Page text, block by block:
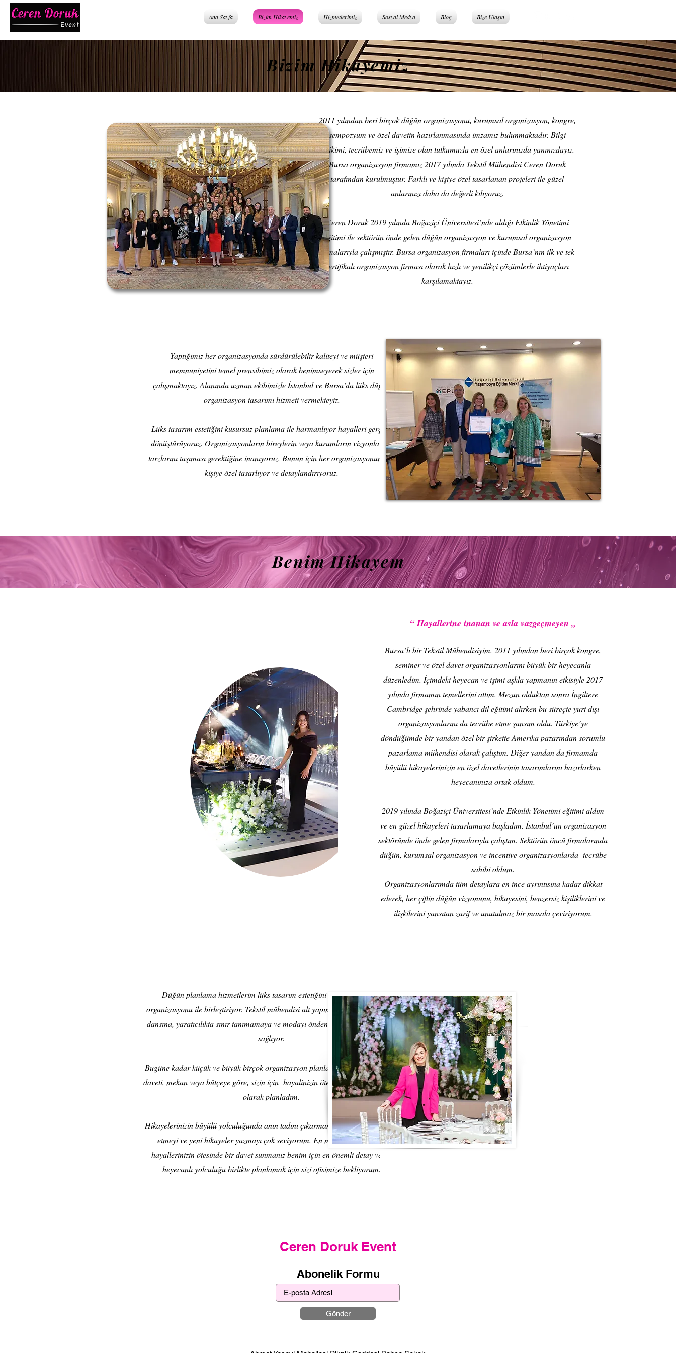
Ana Sayfa Bizim Hikayemiz Hizmetlerimiz Sosyal Medya Blog Bize Ulaşın
Bizim Hikayemiz
Bizim Hikayemiz
2011 yılından beri birçok düğün organizasyonu, kurumsal organizasyon, kongre,
sempozyum ve özel davetin hazırlanmasında imzamız bulunmaktadır. Bilgi
birikimi, tecrübemiz ve işimize olan tutkumuzla en özel anlarınızda yanınızdayız.
Bursa organizasyon firmamız 2017 yılında Tekstil Mühendisi Ceren Doruk
tarafından kurulmuştur. Farklı ve kişiye özel tasarlanan projeleri ile güzel
anlarınızı daha da değerli kılıyoruz.
Ceren Doruk 2019 yılında Boğaziçi Üniversitesi’nde aldığı Etkinlik Yönetimi
eğitimi ile sektörün önde gelen düğün organizasyon ve kurumsal organizasyon
firmalarıyla çalışmıştır. Bursa organizasyon firmaları içinde Bursa’nın ilk ve tek
sertifikalı organizasyon firması olarak hızlı ve yenilikçi çözümlerle ihtiyaçları
karşılamaktayız.
Yaptığımız her organizasyonda sürdürülebilir kaliteyi ve müşteri
memnuniyetini temel prensibimiz olarak benimseyerek sizler için
çalışmaktayız. Alanında uzman ekibimizle İstanbul ve Bursa’da lüks düğün
organizasyon tasarımı hizmeti vermekteyiz.​
Lüks tasarım estetiğini kusursuz planlama ile harmanlıyor hayalleri gerçeğe
dönüştürüyoruz. Organizasyonların bireylerin veya kurumların vizyonlarını,
tarzlarını taşıması gerektiğine inanıyoruz. Bunun için her organizasyonumuzu
kişiye özel tasarlıyor ve detaylandırıyoruz.
Benim Hikayem
“ Hayallerine inanan ve asla vazgeçmeyen „
Bursa’lı bir Tekstil Mühendisiyim. 2011 yılından beri birçok kongre,
seminer ve özel davet organizasyonlarını büyük bir heyecanla
düzenledim. İçimdeki heyecan ve işimi aşkla yapmanın etkisiyle 2017
yılında firmamın temellerini attım. Mezun olduktan sonra İngiltere
Cambridge şehrinde yabancı dil eğitimi alırken bu süreçte yurt dışı
organizasyonlarını da tecrübe etme şansım oldu. Türkiye’ye
döndüğümde bir yandan özel bir şirkette Amerika pazarından sorumlu
pazarlama mühendisi olarak çalıştım. Diğer yandan da firmamda
büyülü hikayelerinizin en özel davetlerinin tasarımlarını hazırlarken
heyecanınıza ortak oldum.
2019 yılında Boğaziçi Üniversitesi’nde Etkinlik Yönetimi eğitimi aldım
ve en güzel hikayeleri tasarlamaya başladım. İstanbul’un organizasyon
sektöründe önde gelen firmalarıyla çalıştım. Sektörün öncü firmalarında
düğün, kurumsal organizasyon ve incentive organizasyonlarda tecrübe
sahibi oldum.
Organizasyonlarımda tüm detaylara en ince ayrıntısına kadar dikkat
ederek, her çiftin düğün vizyonunu, hikayesini, benzersiz kişiliklerini ve
ilişkilerini yansıtan zarif ve unutulmaz bir masala çeviriyorum.
Düğün planlama hizmetlerim lüks tasarım estetiğini kusursuz etkinlik
organizasyonu ile birleştiriyor. Tekstil mühendisi alt yapım ile renklerin ahenkli
dansına, yaratıcılıkta sınır tanımamaya ve modayı önden takip etmeme olanak
sağlıyor.
Bugüne kadar küçük ve büyük birçok organizasyon planladım ve yürüttüm. Her
daveti, mekan veya bütçeye göre, sizin için hayalinizin ötesinde şık ve kişiye özel
olarak planladım.
Hikayelerinizin büyülü yolculuğunda anın tadını çıkarmanız için size arkadaşlık
etmeyi ve yeni hikayeler yazmayı çok seviyorum. En mutlu gününüz için
hayallerinizin ötesinde bir davet sunmanız benim için en önemli detay ve bu
heyecanlı yolculuğu birlikte planlamak için sizi ofisimize bekliyorum.
Ceren Doruk Event
Abonelik Formu
Gönder